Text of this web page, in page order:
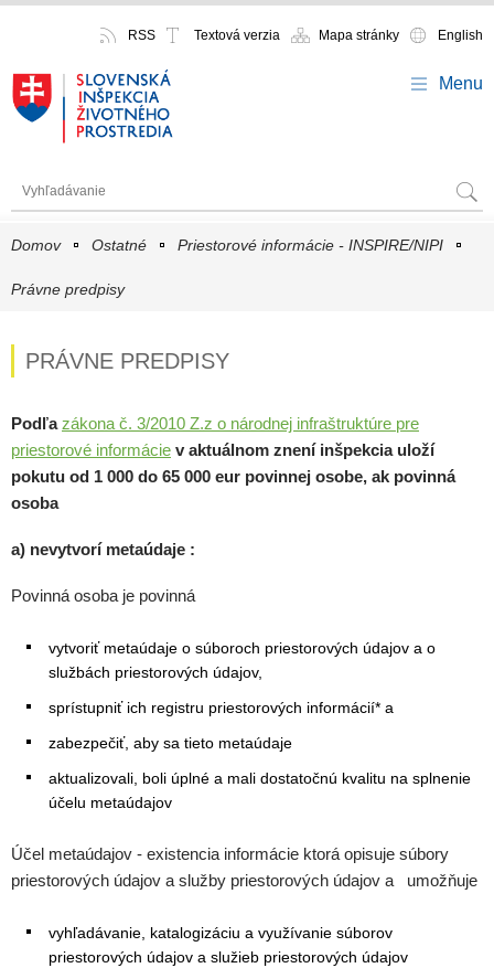
English
Mapa stránky
Textová verzia
RSS
Menu
Domov Ostatné Priestorové informácie - INSPIRE/NIPI
Právne predpisy
PRÁVNE PREDPISY
Podľazákona č. 3/2010 Z.z o národnej infraštruktúre pre
priestorové informácie v aktuálnom znení inšpekcia uloží
pokutu od 1 000 do 65 000 eur povinnej osobe, ak povinná
osoba
a) nevytvorí metaúdaje :
Povinná osoba je povinná
vytvoriť metaúdaje o súboroch priestorových údajov a o
službách priestorových údajov,
sprístupniť ich registru priestorových informácií* a
zabezpečiť, aby sa tieto metaúdaje
aktualizovali, boli úplné a mali dostatočnú kvalitu na splnenie
účelu metaúdajov
Účel metaúdajov - existencia informácie ktorá opisuje súbory
priestorových údajov a služby priestorových údajov a umožňuje
vyhľadávanie, katalogizáciu a využívanie súborov
priestorových údajov a služieb priestorových údajov